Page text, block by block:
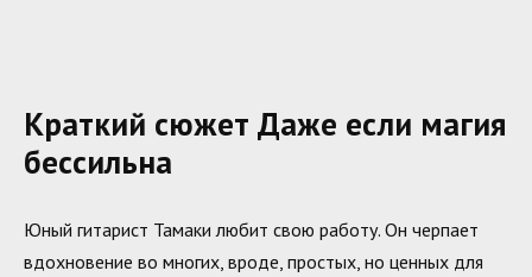
Краткий сюжет Даже если магия
бессильна
Юный гитарист Тамаки любит свою работу. Он черпает
вдохновение во многих, вроде, простых, но ценных для